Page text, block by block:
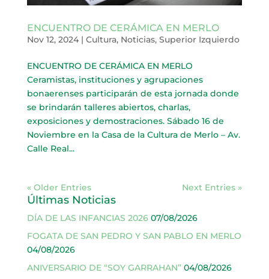
ENCUENTRO DE CERÁMICA EN MERLO
Nov 12, 2024| Cultura, Noticias, Superior Izquierdo
ENCUENTRO DE CERÁMICA EN MERLO
Ceramistas, instituciones y agrupaciones
bonaerenses participarán de esta jornada donde
se brindarán talleres abiertos, charlas,
exposiciones y demostraciones. Sábado 16 de
Noviembre en la Casa de la Cultura de Merlo – Av.
Calle Real...
« Older Entries Next Entries »
Últimas Noticias
DÍA DE LAS INFANCIAS 2026 07/08/2026
FOGATA DE SAN PEDRO Y SAN PABLO EN MERLO
04/08/2026
ANIVERSARIO DE “SOY GARRAHAN” 04/08/2026